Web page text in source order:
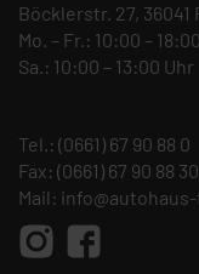
Böcklerstr. 27, 36041
Mo. – Fr.: 10:00 –
Sa.: 10:00 – 13:00 Uhr
Tel.: (0661) 67 90 88 0
Fax: (0661) 67 90 88 30
Mail: